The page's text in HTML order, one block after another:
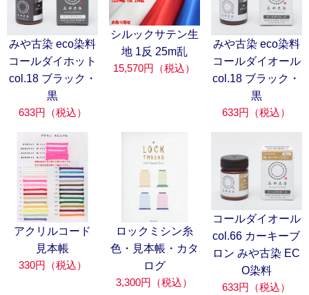
みや古染 eco染料
コールダイホット
col.18 ブラック・
黒
633円（税込）
シルックサテン生
地 1反 25m乱
15,570円（税込）
みや古染 eco染料
コールダイオール
col.18 ブラック・
黒
633円（税込）
アクリルコード
見本帳
330円（税込）
ロックミシン糸
色・見本帳・カタ
ログ
3,300円（税込）
コールダイオール
col.66 カーキーブ
ロン みや古染 EC
O染料
633円（税込）